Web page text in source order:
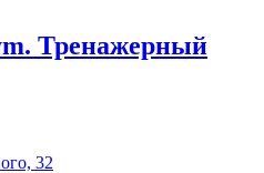
Тренажерный
32